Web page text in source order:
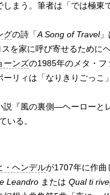
しまう。筆者は「では極
グの詩「A Song of Travel」
を家に呼び寄せるために
ーンズの1985年のメタ・フ
ーリィは「なりきりごっ
説『風の裏側—ヘーローと
いる。
・ヘンデルが1707年に作曲
Leandroまたは Qual ti